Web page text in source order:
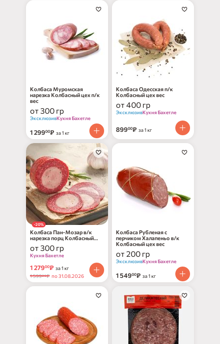
Колбаса Муромская
нарезка Колбасный цех п/к
вес
от 300 гр
ЭксклюзивКухня Бахетле
1 29900₽ за 1 кг
Колбаса Одесская п/к
Колбасный цех вес
от 400 гр
ЭксклюзивКухня Бахетле
89900₽ за 1 кг
-20%
Колбаса Пан-Мозар в/к
нарезка порц Колбасный
цех вес
от 300 гр
Кухня Бахетле
1 27900₽ за 1 кг
1 59900₽ по 31.08.2026
Колбаса Рубленая с
перчиком Халапеньо в/к
Колбасный цех вес
от 200 гр
ЭксклюзивКухня Бахетле
1 54900₽ за 1 кг